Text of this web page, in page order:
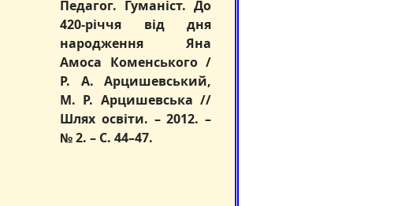
Педагог. Гуманіст. До
420-річчя від дня
народження Яна
Амоса Коменського /
Р. А. Арцишевський,
М. Р. Арцишевська //
Шлях освіти. – 2012. –
№ 2. – С. 44–47.